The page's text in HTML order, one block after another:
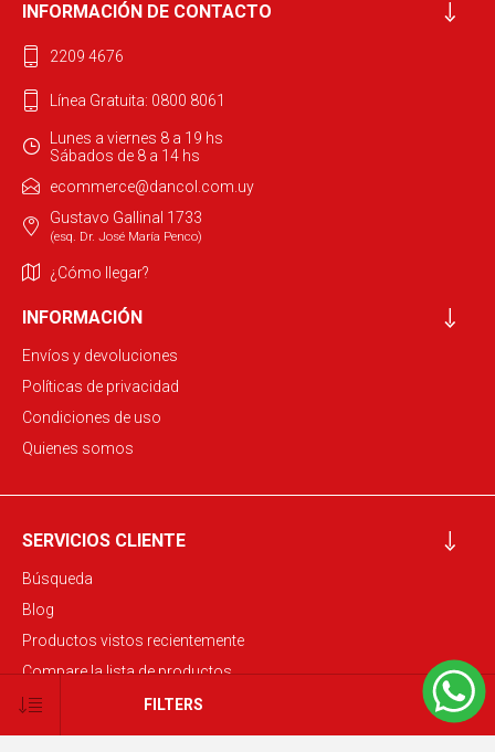
FILTERS
INFORMACIÓN DE CONTACTO
2209 4676
Línea Gratuita: 0800 8061
Lunes a viernes 8 a 19 hs
Sábados de 8 a 14 hs
ecommerce@dancol.com.uy
Gustavo Gallinal 1733
(esq. Dr. José María Penco)
¿Cómo llegar?
INFORMACIÓN
Envíos y devoluciones
Políticas de privacidad
Condiciones de uso
Quienes somos
SERVICIOS CLIENTE
Búsqueda
Blog
Productos vistos recientemente
Compare la lista de productos
Nuevos productos
MI CUENTA